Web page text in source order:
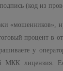
(код из
«мошенников»,
процент
у
МКК лицензия.